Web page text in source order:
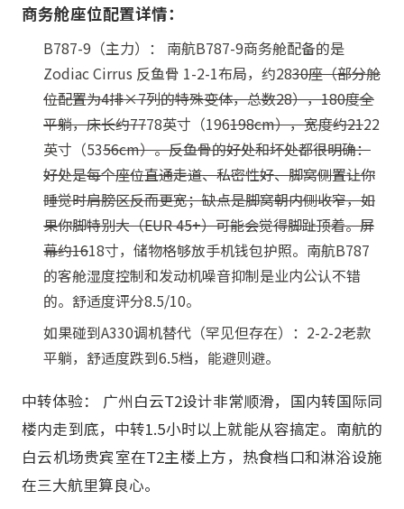
商务舱座位配置详情：
B787-9（主力）： 南航B787-9商务舱配备的是
Zodiac Cirrus 反鱼骨 1-2-1布局，约2830座（部分舱
位配置为4排×7列的特殊变体，总数28），180度全
平躺，床长约7778英寸（196198cm），宽度约2122
英寸（5356cm）。反鱼骨的好处和坏处都很明确：
好处是每个座位直通走道、私密性好、脚窝侧置让你
睡觉时肩膀区反而更宽；缺点是脚窝朝内侧收窄，如
果你脚特别大（EUR 45+）可能会觉得脚趾顶着。屏
幕约1618寸，储物格够放手机钱包护照。南航B787
的客舱湿度控制和发动机噪音抑制是业内公认不错
的。舒适度评分8.5/10。
如果碰到A330调机替代（罕见但存在）：2-2-2老款
平躺，舒适度跌到6.5档，能避则避。
中转体验： 广州白云T2设计非常顺滑，国内转国际同
楼内走到底，中转1.5小时以上就能从容搞定。南航的
白云机场贵宾室在T2主楼上方，热食档口和淋浴设施
在三大航里算良心。